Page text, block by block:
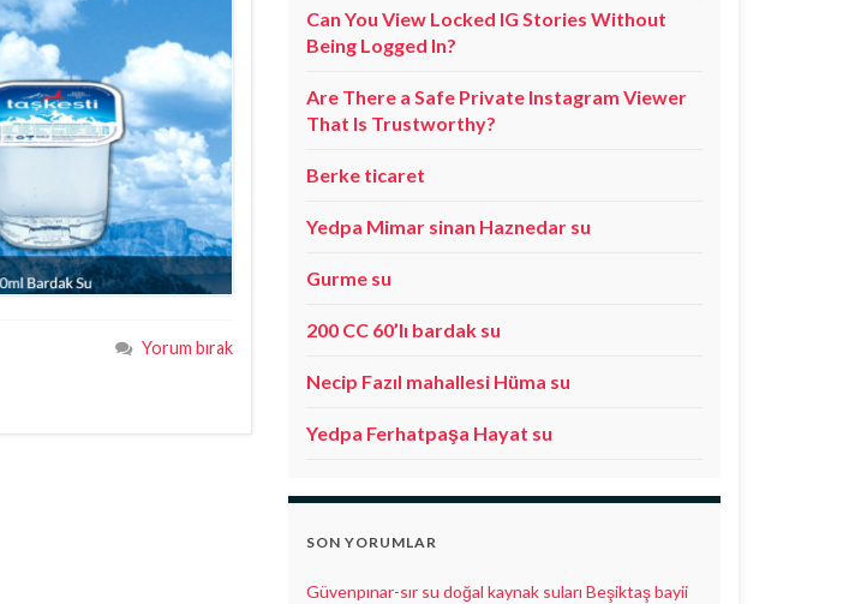
Yorum bırak
Can You View Locked IG Stories Without
Being Logged In?
Are There a Safe Private Instagram Viewer
That Is Trustworthy?
Berke ticaret
Yedpa Mimar sinan Haznedar su
Gurme su
200 CC 60’lı bardak su
Necip Fazıl mahallesi Hüma su
Yedpa Ferhatpaşa Hayat su
SON YORUMLAR
Güvenpınar-sır su doğal kaynak suları Beşiktaş bayii